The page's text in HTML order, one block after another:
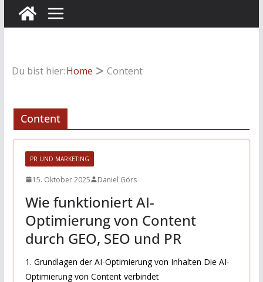
Du bist hier:Home Content
Content
PR UND MARKETING
15. Oktober 2025 Daniel Görs
Wie funktioniert AI-
Optimierung von Content
durch GEO, SEO und PR
1. Grundlagen der AI-Optimierung von Inhalten Die AI-
Optimierung von Content verbindet